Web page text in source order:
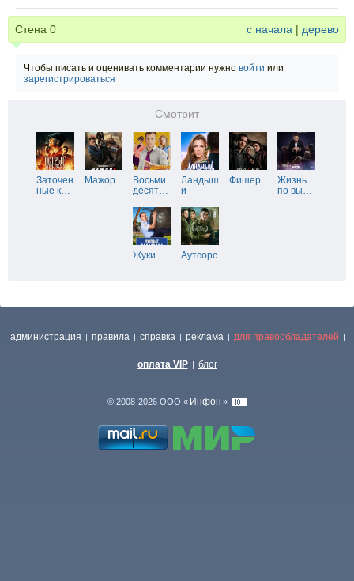
Стена 0 с начала | дерево
Чтобы писать и оценивать комментарии нужно войти или
зарегистрироваться
Смотрит
Заточен
ные к…
Мажор
Восьми
десят…
Ландыш
и
Фишер
Жизнь
по вы…
Жуки Аутсорс
администрация | правила | справка | реклама | для правообладателей |
оплата VIP | блог
© 2008-2026 ООО « Инфон »